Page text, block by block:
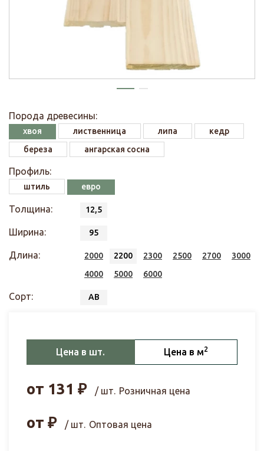
Порода древесины:
хвоя лиственница липа
кедр
береза
ангарская сосна
Профиль:
штиль евро
Толщина: 12,5
Ширина: 95
Длина: 2000 2200 2300 2500 2700
3000
4000
5000 6000
Сорт: АВ
Цена в шт. Цена в м2
от 131 ₽ / шт. Розничная цена
от ₽ / шт. Оптовая цена